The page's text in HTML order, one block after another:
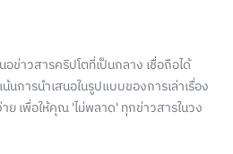
อข่าวสารคริปโตที่เป็นกลาง เชื่อถือได้
นการนำเสนอในรูปแบบของการเล่าเรื่อง
ย เพื่อให้คุณ 'ไม่พลาด' ทุกข่าวสารในวง